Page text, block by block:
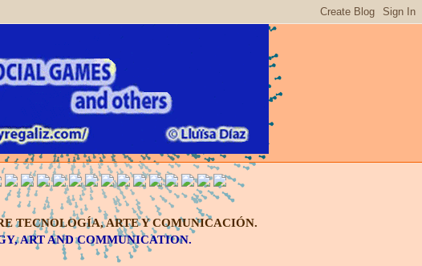
TECNOLOGÍA, ARTE Y COMUNICACIÓN.
ART AND COMMUNICATION.